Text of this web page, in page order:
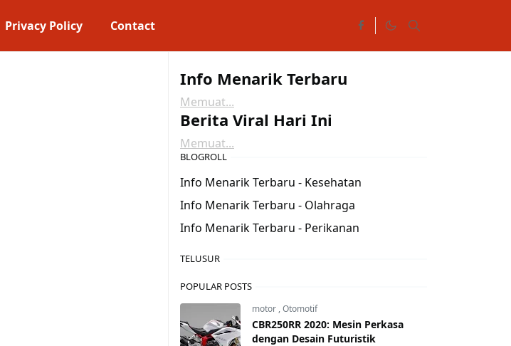
Privacy Policy Contact
Info Menarik Terbaru
Memuat...
Berita Viral Hari Ini
Memuat...
BLOGROLL
Info Menarik Terbaru - Kesehatan
Info Menarik Terbaru - Olahraga
Info Menarik Terbaru - Perikanan
TELUSUR
POPULAR POSTS
motor ,Otomotif
CBR250RR 2020: Mesin Perkasa
dengan Desain Futuristik